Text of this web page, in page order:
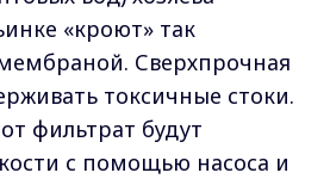
«кроют» так
Сверхпрочная
токсичные стоки.
фильтрат будут
с помощью насоса и